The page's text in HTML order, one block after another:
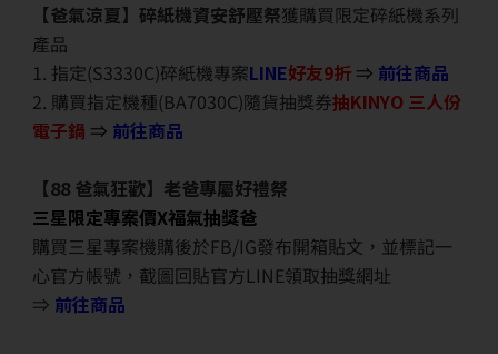
【爸氣涼夏】碎紙機資安舒壓祭獲購買限定碎紙機系列
產品
1. 指定(S3330C)碎紙機專案LINE好友9折 ⇒ 前往商品
2. 購買指定機種(BA7030C)隨貨抽獎券抽KINYO 三人份
電子鍋 ⇒ 前往商品
【88 爸氣狂歡】老爸專屬好禮祭
三星限定專案價X福氣抽獎爸
購買三星專案機購後於FB/IG發布開箱貼文，並標記一
心官方帳號，截圖回貼官方LINE領取抽獎網址
⇒ 前往商品